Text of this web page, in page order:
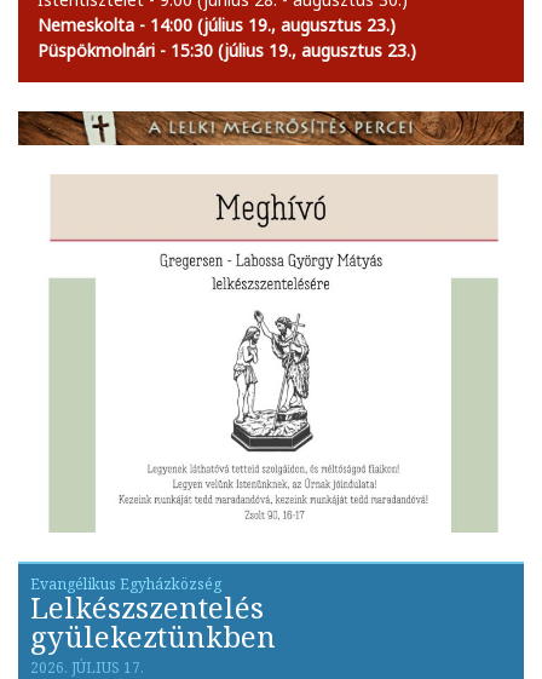
Nemeskolta - 14:00 (július 19., augusztus 23.)
Püspökmolnári - 15:30 (július 19., augusztus 23.)
Lelkészszentelés
gyülekeztünkben
2026. JÚLIUS 17.